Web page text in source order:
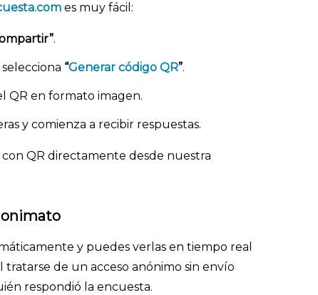
es muy fácil:
.
selecciona “Generar código QR”.
QR en formato imagen.
y comienza a recibir respuestas.
QR directamente desde nuestra
y puedes verlas en tiempo real
de un acceso anónimo sin envío
respondió la encuesta.